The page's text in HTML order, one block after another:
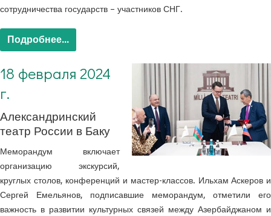
сотрудничества государств – участников СНГ.
Подробнее...
18 февраля 2024
г.
Александринский
театр России в Баку
Меморандум включает
организацию экскурсий,
круглых столов, конференций и мастер-классов. Ильхам Аскеров и
Сергей Емельянов, подписавшие меморандум, отметили его
важность в развитии культурных связей между Азербайджаном и